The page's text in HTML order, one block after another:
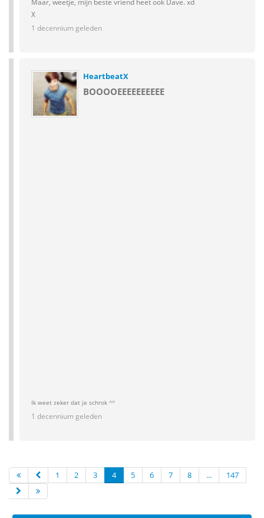
X
1 decennium geleden
HeartbeatX
BOOOOEEEEEEEEEE
Ik weet zeker dat je schrok ^^
1 decennium geleden
1 2 3 4 5 6 7 8 ... 147